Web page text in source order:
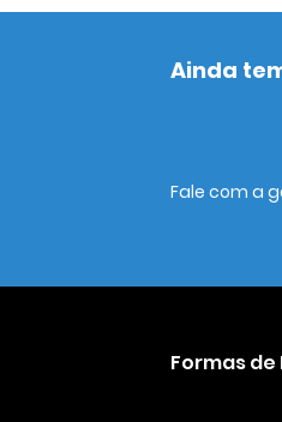
Ainda
Fale com a
Formas